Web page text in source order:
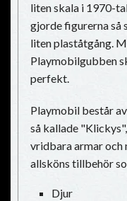
liten skala i 1970-
gjorde figurerna så
liten plaståtgång.
Playmobilgubben
perfekt.
Playmobil består
så kallade
vridbara armar och
allsköns tillbehör
Djur